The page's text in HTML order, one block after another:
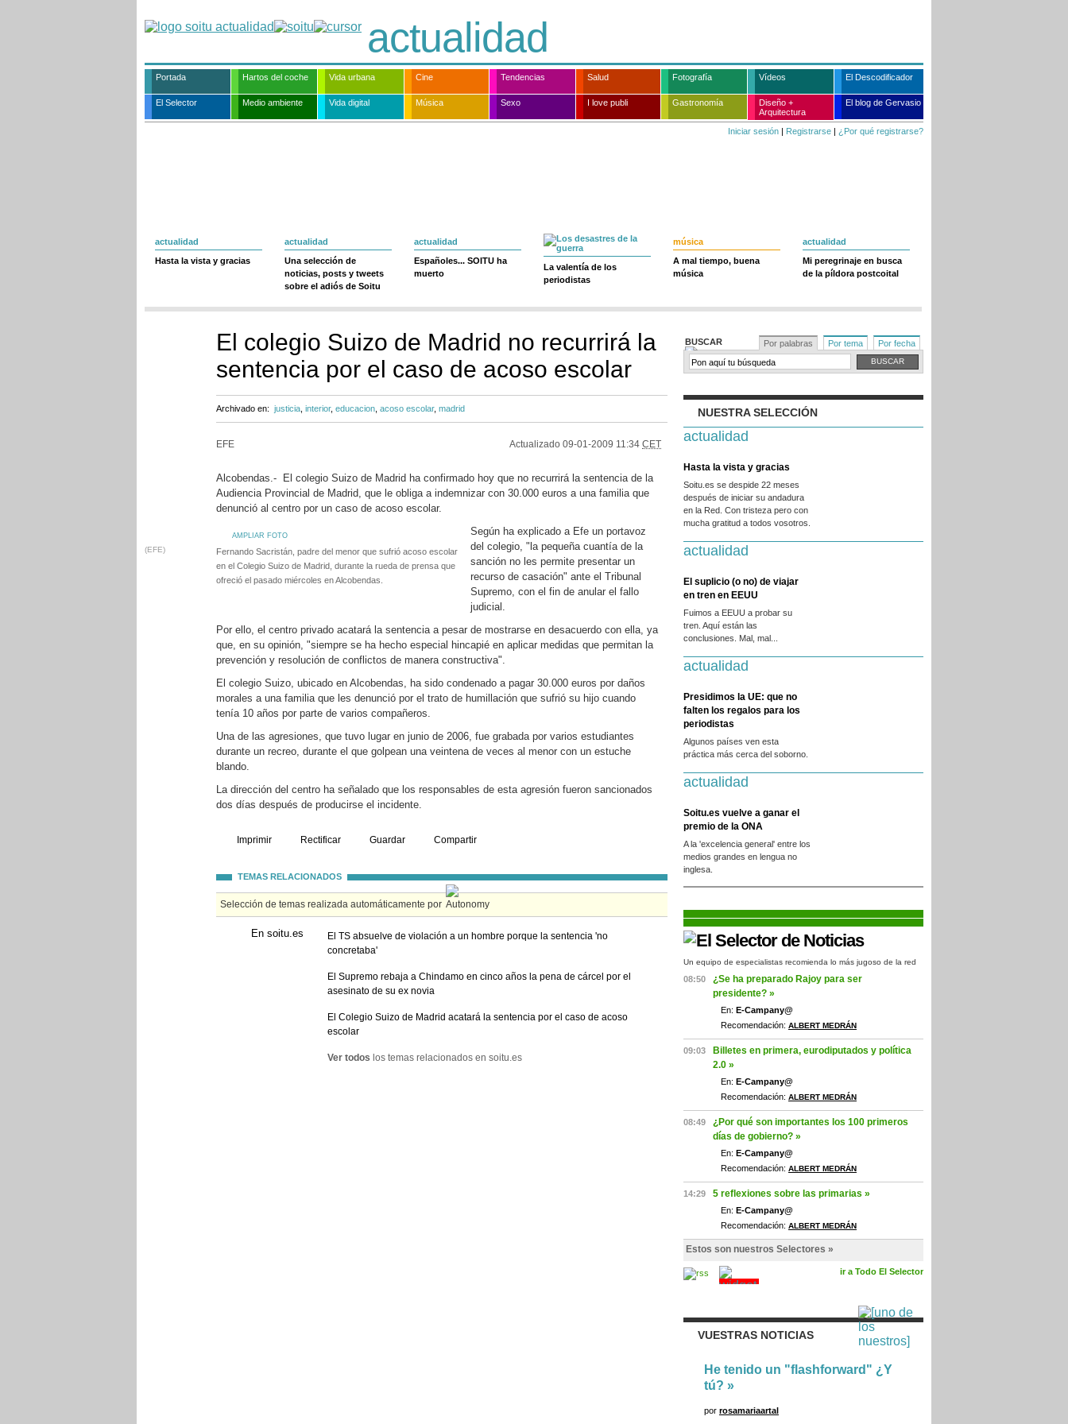
actualidad
Portada Hartos del coche Vida urbana Cine Tendencias Salud Fotografía Vídeos El Descodificador
El Selector Medio ambiente Vida digital Música Sexo I love publi Gastronomía
Diseño +
Arquitectura
El blog de Gervasio
Iniciar sesión | Registrarse | ¿Por qué registrarse?
actualidad
Hasta la vista y gracias
actualidad
Una selección de
noticias, posts y tweets
sobre el adiós de Soitu
actualidad
Españoles... SOITU ha
muerto
La valentía de los
periodistas
música
A mal tiempo, buena
música
actualidad
Mi peregrinaje en busca
de la píldora postcoital
El colegio Suizo de Madrid no recurrirá la
sentencia por el caso de acoso escolar
Archivado en: justicia interior, educacion acoso escolar, madrid
EFE Actualizado 09-01-2009 11:34 CET
Alcobendas.- El colegio Suizo de Madrid ha confirmado hoy que no recurrirá la sentencia de la
Audiencia Provincial de Madrid, que le obliga a indemnizar con 30.000 euros a una familia que
denunció al centro por un caso de acoso escolar.
AMPLIAR FOTO
(EFE)
Fernando Sacristán, padre del menor que sufrió acoso escolar
en el Colegio Suizo de Madrid, durante la rueda de prensa que
ofreció el pasado miércoles en Alcobendas.
Según ha explicado a Efe un portavoz
del colegio, "la pequeña cuantía de la
sanción no les permite presentar un
recurso de casación" ante el Tribunal
Supremo, con el fin de anular el fallo
judicial.
Por ello, el centro privado acatará la sentencia a pesar de mostrarse en desacuerdo con ella, ya
que, en su opinión, "siempre se ha hecho especial hincapié en aplicar medidas que permitan la
prevención y resolución de conflictos de manera constructiva".
El colegio Suizo, ubicado en Alcobendas, ha sido condenado a pagar 30.000 euros por daños
morales a una familia que les denunció por el trato de humillación que sufrió su hijo cuando
tenía 10 años por parte de varios compañeros.
Una de las agresiones, que tuvo lugar en junio de 2006, fue grabada por varios estudiantes
durante un recreo, durante el que golpean una veintena de veces al menor con un estuche
blando.
La dirección del centro ha señalado que los responsables de esta agresión fueron sancionados
dos días después de producirse el incidente.
Imprimir Rectificar Guardar Compartir
TEMAS RELACIONADOS
Selección de temas realizada automáticamente por
En soitu.es
El TS absuelve de violación a un hombre porque la sentencia 'no
concretaba'
El Supremo rebaja a Chindamo en cinco años la pena de cárcel por el
asesinato de su ex novia
El Colegio Suizo de Madrid acatará la sentencia por el caso de acoso
escolar
Ver todos los temas relacionados en soitu.es
BUSCAR Por palabras Por tema Por fecha
NUESTRA SELECCIÓN
actualidad
Hasta la vista y gracias
Soitu.es se despide 22 meses
después de iniciar su andadura
en la Red. Con tristeza pero con
mucha gratitud a todos vosotros.
actualidad
El suplicio (o no) de viajar
en tren en EEUU
Fuimos a EEUU a probar su
tren. Aquí están las
conclusiones. Mal, mal...
actualidad
Presidimos la UE: que no
falten los regalos para los
periodistas
Algunos países ven esta
práctica más cerca del soborno.
actualidad
Soitu.es vuelve a ganar el
premio de la ONA
A la 'excelencia general' entre los
medios grandes en lengua no
inglesa.
Un equipo de especialistas recomienda lo más jugoso de la red
08:50
¿Se ha preparado Rajoy para ser
presidente? »
En: E-Campany@
Recomendación: ALBERT MEDRÁN
09:03
Billetes en primera, eurodiputados y política
2.0 »
En: E-Campany@
Recomendación: ALBERT MEDRÁN
08:49
¿Por qué son importantes los 100 primeros
días de gobierno? »
En: E-Campany@
Recomendación: ALBERT MEDRÁN
14:29 5 reflexiones sobre las primarias »
En: E-Campany@
Recomendación: ALBERT MEDRÁN
Estos son nuestros Selectores »
ir a Todo El Selector
VUESTRAS NOTICIAS
He tenido un "flashforward" ¿Y
tú? »
por rosamariaartal